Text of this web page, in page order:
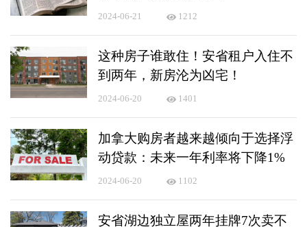
2024-06-21 1212
这种房子谁敢住！安省租户入住不
到两年，新房沦为凶宅！
2024-06-20 1401
加拿大购房者越来越倾向于选择浮
动贷款：未来一年利率将下降1%
2024-06-20 1102
安省湖边独立屋两年挂牌7次卖不